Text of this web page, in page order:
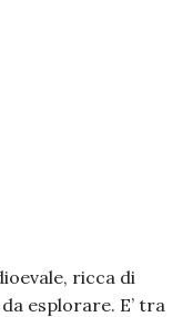
ricca di
esplorare. E’ tra